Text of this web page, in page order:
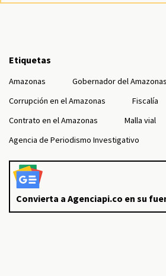
Etiquetas
Amazonas
Gobernador del Amazonas
Corrupción en el Amazonas
Fiscalía
Contrato en el Amazonas
Malla vial
Agencia de Periodismo Investigativo
Convierta a Agenciapi.co en su